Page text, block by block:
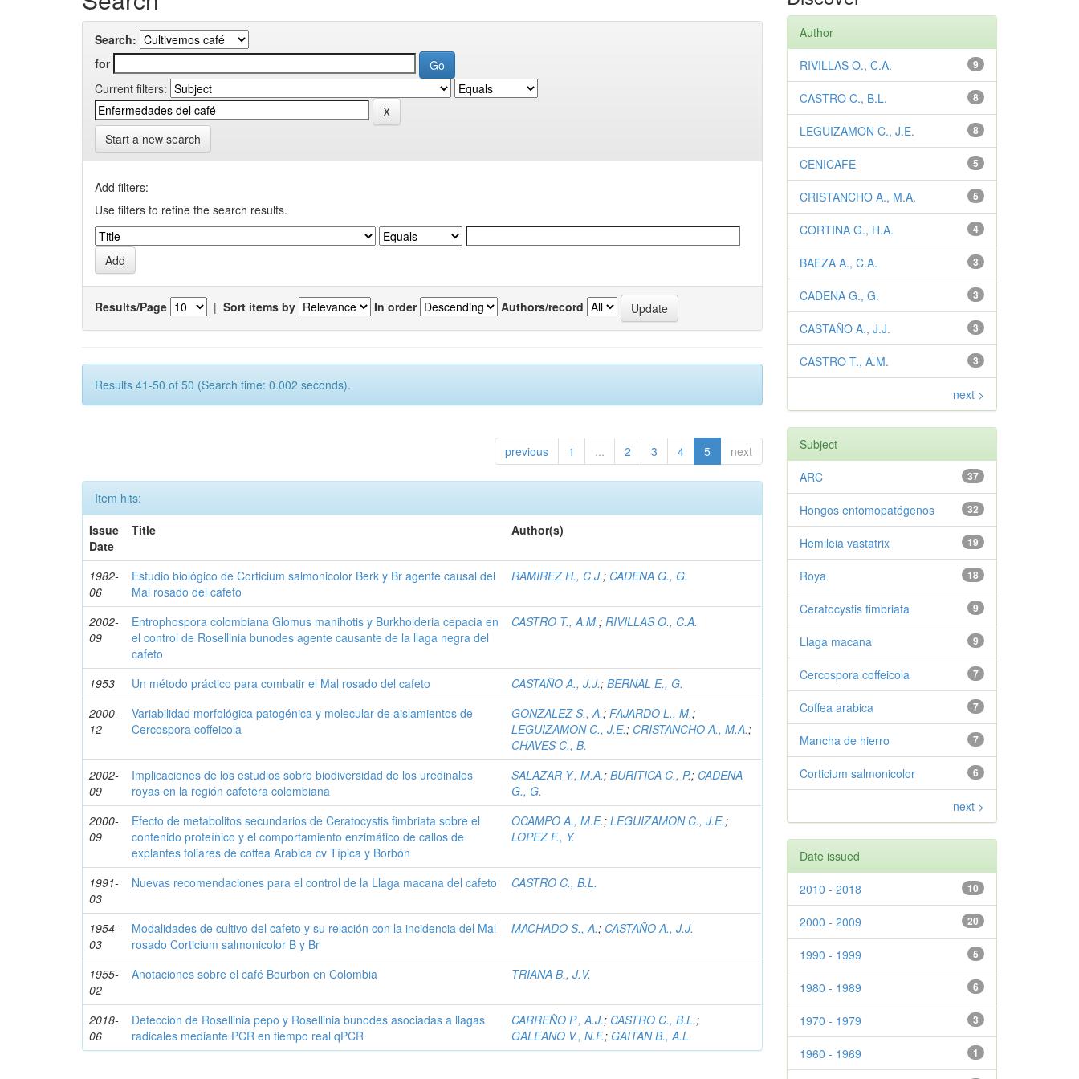
Search:
for
Current filters:
Start a new search
Add filters:
Use filters to refine the search results.
Results/Page | Sort items by In order Authors/record
Results 41-50 of 50 (Search time: 0.002 seconds).
previous 1 ... 2 3 4 5 next
Item hits:
Issue
Date
Title Author(s)
1982-
06
Estudio biológico de Corticium salmonicolor Berk y Br agente causal del
Mal rosado del cafeto
RAMIREZ H., C.J.; CADENA G., G.
2002-
09
Entrophospora colombiana Glomus manihotis y Burkholderia cepacia en
el control de Rosellinia bunodes agente causante de la llaga negra del
cafeto
CASTRO T., A.M.;RIVILLAS O., C.A.
1953 Un método práctico para combatir el Mal rosado del cafeto CASTAÑO A., J.J.;BERNAL E., G.
2000-
12
Variabilidad morfológica patogénica y molecular de aislamientos de
Cercospora coffeicola
GONZALEZ S., A.;FAJARDO L., M.;
LEGUIZAMON C., J.E.; CRISTANCHO A., M.A.;
CHAVES C., B.
2002-
09
Implicaciones de los estudios sobre biodiversidad de los uredinales
royas en la región cafetera colombiana
SALAZAR Y., M.A.;BURITICA C., P.; CADENA
G., G.
2000-
09
Efecto de metabolitos secundarios de Ceratocystis fimbriata sobre el
contenido proteínico y el comportamiento enzimático de callos de
explantes foliares de coffea Arabica cv Típica y Borbón
OCAMPO A., M.E.;LEGUIZAMON C., J.E.;
LOPEZ F., Y.
1991-
03
Nuevas recomendaciones para el control de la Llaga macana del cafeto CASTRO C., B.L.
1954-
03
Modalidades de cultivo del cafeto y su relación con la incidencia del Mal
rosado Corticium salmonicolor B y Br
MACHADO S., A.; CASTAÑO A., J.J.
1955-
02
Anotaciones sobre el café Bourbon en Colombia TRIANA B., J.V.
2018-
06
Detección de Rosellinia pepo y Rosellinia bunodes asociadas a llagas
radicales mediante PCR en tiempo real qPCR
CARREÑO P., A.J.; CASTRO C., B.L.;
GALEANO V., N.F.; GAITAN B., A.L.
Author
9
RIVILLAS O., C.A.
8
CASTRO C., B.L.
8
LEGUIZAMON C., J.E.
5
CENICAFE
5
CRISTANCHO A., M.A.
4
CORTINA G., H.A.
3
BAEZA A., C.A.
3
CADENA G., G.
3
CASTAÑO A., J.J.
3
CASTRO T., A.M.
next >
Subject
37
ARC
32
Hongos entomopatógenos
19
Hemileia vastatrix
18
Roya
9
Ceratocystis fimbriata
9
Llaga macana
7
Cercospora coffeicola
7
Coffea arabica
7
Mancha de hierro
6
Corticium salmonicolor
next >
Date issued
10
2010 - 2018
20
2000 - 2009
5
1990 - 1999
6
1980 - 1989
3
1970 - 1979
1
1960 - 1969